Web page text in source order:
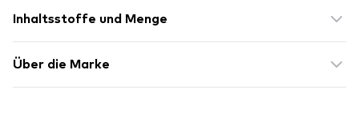
Inhaltsstoffe und Menge
Über die Marke